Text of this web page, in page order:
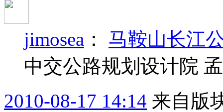
jimosea ： 马鞍山长江
中交公路规划设计院
2010-08-17 14:14 来自版